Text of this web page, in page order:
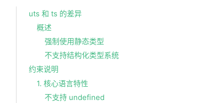
uts 和 ts 的差异
概述
强制使用静态类型
不支持结构化类型系统
约束说明
1. 核心语言特性
不支持 undefined